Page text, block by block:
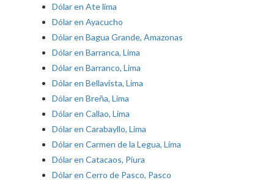
Dólar en Ate lima
Dólar en Ayacucho
Dólar en Bagua Grande, Amazonas
Dólar en Barranca, Lima
Dólar en Barranco, Lima
Dólar en Bellavista, Lima
Dólar en Breña, Lima
Dólar en Callao, Lima
Dólar en Carabayllo, Lima
Dólar en Carmen de la Legua, Lima
Dólar en Catacaos, Piura
Dólar en Cerro de Pasco, Pasco